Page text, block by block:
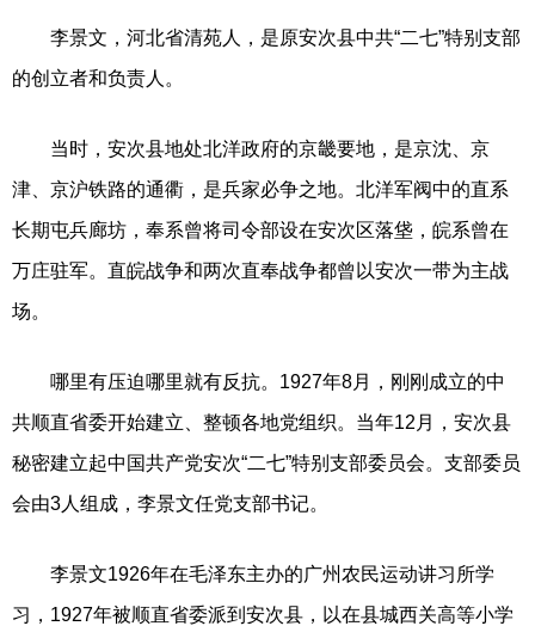
李景文，河北省清苑人，是原安次县中共“二七”特别支部
的创立者和负责人。
当时，安次县地处北洋政府的京畿要地，是京沈、京
津、京沪铁路的通衢，是兵家必争之地。北洋军阀中的直系
长期屯兵廊坊，奉系曾将司令部设在安次区落垡，皖系曾在
万庄驻军。直皖战争和两次直奉战争都曾以安次一带为主战
场。
哪里有压迫哪里就有反抗。1927年8月，刚刚成立的中
共顺直省委开始建立、整顿各地党组织。当年12月，安次县
秘密建立起中国共产党安次“二七”特别支部委员会。支部委员
会由3人组成，李景文任党支部书记。
李景文1926年在毛泽东主办的广州农民运动讲习所学
习，1927年被顺直省委派到安次县，以在县城西关高等小学